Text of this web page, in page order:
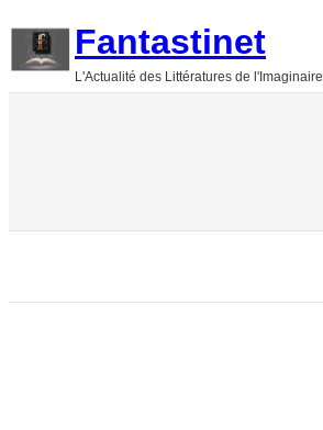
Fantastinet
L'Actualité des Littératures de l'Imaginaire